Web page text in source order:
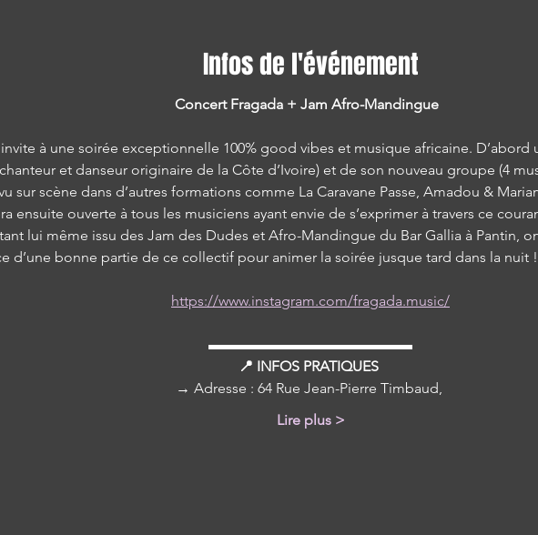
Infos de l'événement
Concert Fragada + Jam Afro-Mandingue
à une soirée exceptionnelle 100% good vibes et musique africaine. D’abord
et danseur originaire de la Côte d’Ivoire) et de son nouveau groupe (4
sur scène dans d’autres formations comme La Caravane Passe, Amadou &
ensuite ouverte à tous les musiciens ayant envie de s’exprimer à travers ce
lui même issu des Jam des Dudes et Afro-Mandingue du Bar Gallia à Pantin,
d’une bonne partie de ce collectif pour animer la soirée jusque tard dans la nuit
https://www.instagram.com/fragada.music/
▬▬▬▬▬▬▬▬▬▬▬▬▬▬
📍 INFOS PRATIQUES
→ Adresse : 64 Rue Jean-Pierre Timbaud,
Lire plus >